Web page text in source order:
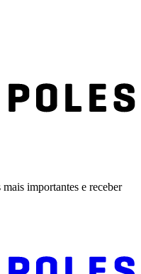
importantes e receber